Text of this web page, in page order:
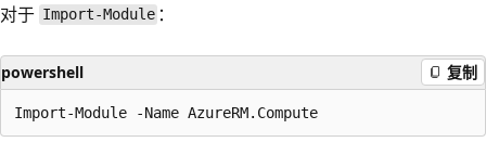
对于 Import-Module ：
powershell 复制